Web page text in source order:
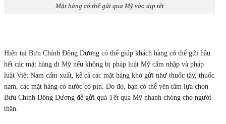
Mặt hàng có thể gửi qua Mỹ vào dịp tết
Hiện tại Bưu Chính Đông Dương có thể giúp khách hàng có thể gửi hầu
hết các mặt hàng đi Mỹ nếu không bị pháp luật Mỹ cấm nhập và pháp
luật Việt Nam cấm xuất, kể cả các mặt hàng khó gửi như thuốc tây, thuốc
nam, các mặt hàng có nước có pin. Do đó, bạn có thể yên tâm lựa chọn
Bưu Chính Đông Dương để gửi quà Tết qua Mỹ nhanh chóng cho người
thân.